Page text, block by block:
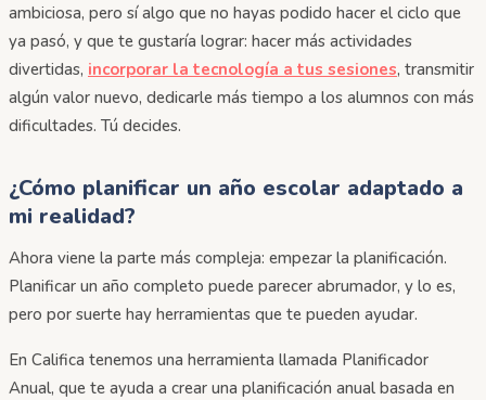
ambiciosa, pero sí algo que no hayas podido hacer el ciclo que
ya pasó, y que te gustaría lograr: hacer más actividades
divertidas, incorporar la tecnología a tus sesiones, transmitir
algún valor nuevo, dedicarle más tiempo a los alumnos con más
dificultades. Tú decides.
¿Cómo planificar un año escolar adaptado a
mi realidad?
Ahora viene la parte más compleja: empezar la planificación.
Planificar un año completo puede parecer abrumador, y lo es,
pero por suerte hay herramientas que te pueden ayudar.
En Califica tenemos una herramienta llamada Planificador
Anual, que te ayuda a crear una planificación anual basada en